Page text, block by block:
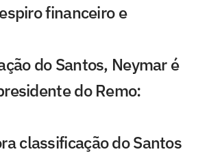
financeiro e
do Santos, Neymar é
do Remo:
classificação do Santos